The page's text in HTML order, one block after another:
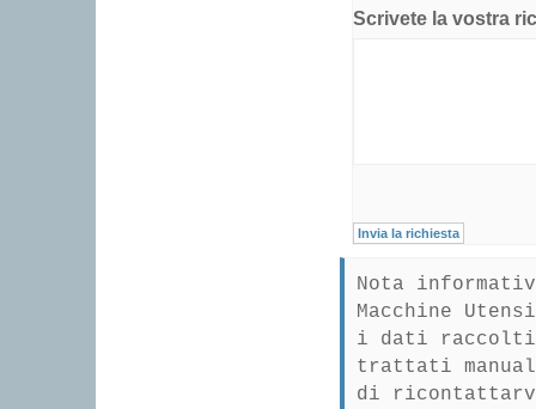
Scrivete la vostra
Nota
Macchine
i dati raccolti
trattati
di